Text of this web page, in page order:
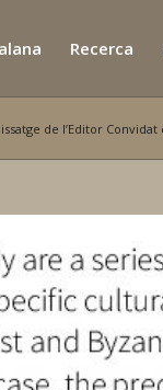
Recerca
de l’Editor